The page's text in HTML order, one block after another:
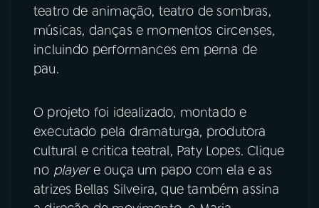
teatro de animação, teatro de sombras,
músicas, danças e momentos circenses,
incluindo performances em perna de
pau.
O projeto foi idealizado, montado e
executado pela dramaturga, produtora
cultural e critica teatral, Paty Lopes. Clique
no playere ouça um papo com ela e as
atrizes Bellas Silveira, que também assina